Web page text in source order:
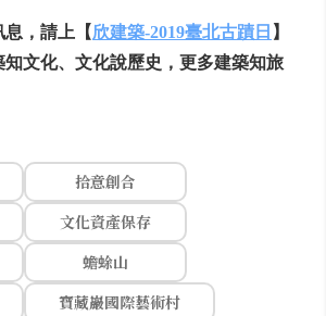
，請上【欣建築-2019臺北古蹟日 】
文化、文化說歷史，更多建築知旅
拾意創合
文化資產保存
蟾蜍山
寶藏巖國際藝術村